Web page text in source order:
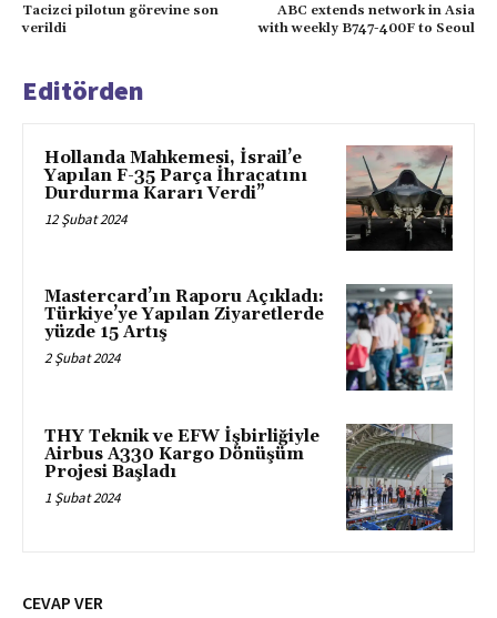
Tacizci pilotun görevine son
verildi
ABC extends network in Asia
with weekly B747-400F to Seoul
Editörden
Hollanda Mahkemesi, İsrail’e
Yapılan F-35 Parça İhracatını
Durdurma Kararı Verdi”
12 Şubat 2024
Mastercard’ın Raporu Açıkladı:
Türkiye’ye Yapılan Ziyaretlerde
yüzde 15 Artış
2 Şubat 2024
THY Teknik ve EFW İşbirliğiyle
Airbus A330 Kargo Dönüşüm
Projesi Başladı
1 Şubat 2024
CEVAP VER